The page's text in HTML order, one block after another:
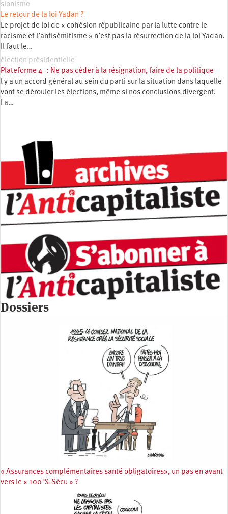
sionisme
Le retour de la loi Yadan ?
Le projet de loi de « cohésion républicaine par la lutte contre le
racisme et l’antisémitisme » n’est pas la résurrection de la loi Yadan.
Il faut le…
élection présidentielle
Plateforme 4 : Ne pas céder à la résignation, faire de la politique
l y a un accord général au sein du parti sur la situation dans laquelle
vont se dérouler les élections, même si nos conclusions divergent.
La…
Dossiers
« Assurances complémentaires santé obligatoires», un pas en avant
vers le « 100 % Sécu » ?